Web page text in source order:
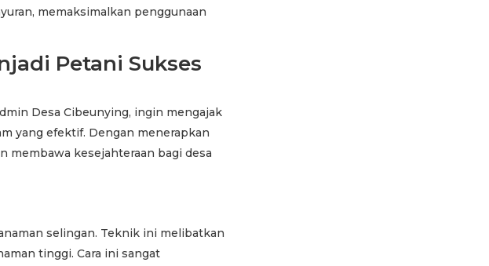
memaksimalkan penggunaan
Petani Sukses
Desa Cibeunying, ingin mengajak
yang efektif. Dengan menerapkan
membawa kesejahteraan bagi desa
selingan. Teknik ini melibatkan
tinggi. Cara ini sangat